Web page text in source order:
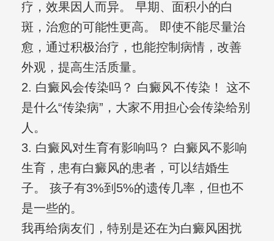
疗，效果因人而异。 早期、面积小的白
斑，治愈的可能性更高。 即使不能尽量治
愈，通过积极治疗，也能控制病情，改善
外观，提高生活质量。
2. 白癜风会传染吗？ 白癜风不传染！ 这不
是什么“传染病”，大家不用担心会传染给别
人。
3. 白癜风对生育有影响吗？ 白癜风不影响
生育，患有白癜风的患者，可以结婚生
子。 孩子有3%到5%的遗传几率，但也不
是一些的。
我再给病友们，特别是还在为白癜风困扰